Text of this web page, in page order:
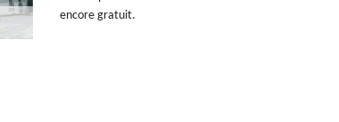
encore gratuit.